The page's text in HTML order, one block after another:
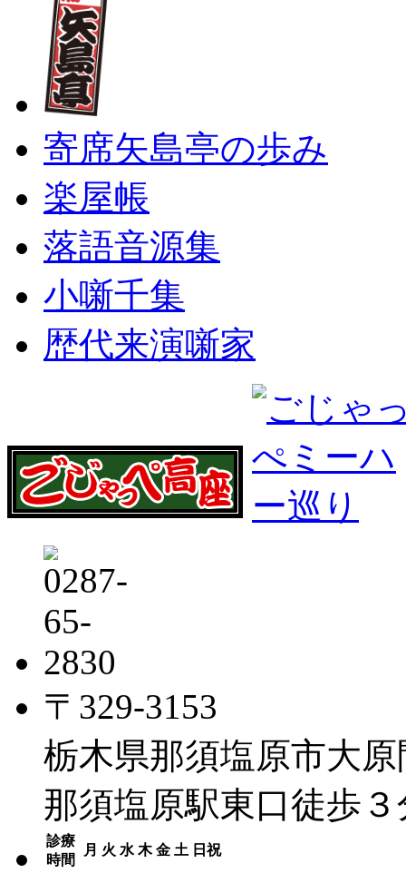
寄席矢島亭の歩み
楽屋帳
落語音源集
小噺千集
歴代来演噺家
〒329-3153
栃木県那須塩原市大原
那須塩原駅東口徒歩３
診療
時間
月 火 水 木 金 土 日祝